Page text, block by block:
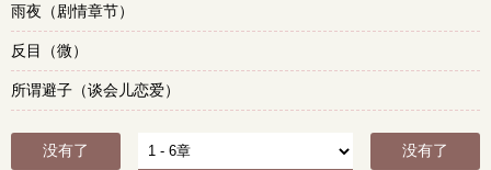
雨夜（剧情章节）
反目（微）
所谓避子（谈会儿恋爱）
没有了 没有了